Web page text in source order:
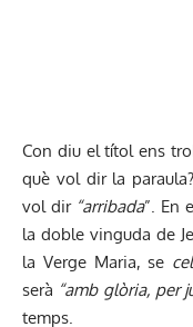
Con diu el títol ens
què vol dir la
vol dir “arribada”. En
la doble vinguda de
la Verge Maria, se
serà “amb glòria, per
temps.